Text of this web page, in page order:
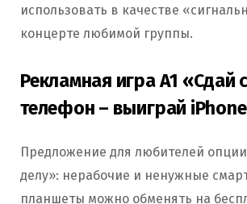
использовать в качестве
концерте любимой группы.
Рекламная игра A1 «Сдай
телефон – выиграй
Предложение для любителей
делу»: нерабочие и ненужные
планшеты можно обменять на